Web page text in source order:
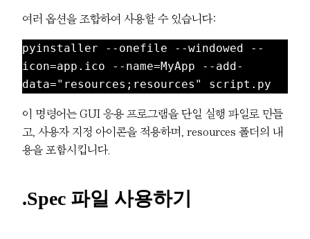
여러 옵션을 조합하여 사용할 수 있습니다:
pyinstaller --onefile --windowed --
icon=app.ico --name=MyApp --add-
이 명령어는 GUI 응용 프로그램을 단일 실행 파일로 만들
고, 사용자 지정 아이콘을 적용하며, resources 폴더의 내
용을 포함시킵니다.
.spec 파일 사용하기